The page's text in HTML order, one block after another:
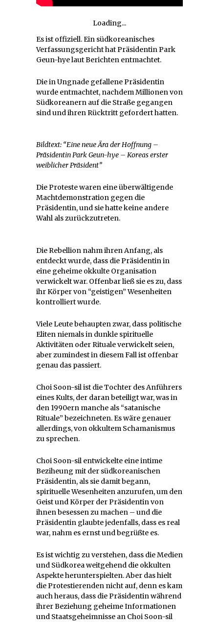
Loading...
Es ist offiziell. Ein südkoreanisches
Verfassungsgericht hat Präsidentin Park
Geun-hye laut Berichten entmachtet.
Die in Ungnade gefallene Präsidentin
wurde entmachtet, nachdem Millionen von
Südkoreanern auf die Straße gegangen
sind und ihren Rücktritt gefordert hatten.
Bildtext: “Eine neue Ära der Hoffnung –
Präsidentin Park Geun-hye – Koreas erster
weiblicher Präsident”
Die Proteste waren eine überwältigende
Machtdemonstration gegen die
Präsidentin, und sie hatte keine andere
Wahl als zurückzutreten.
Die Rebellion nahm ihren Anfang, als
entdeckt wurde, dass die Präsidentin in
eine geheime okkulte Organisation
verwickelt war. Offenbar ließ sie es zu, dass
ihr Körper von “geistigen” Wesenheiten
kontrolliert wurde.
Viele Leute behaupten zwar, dass politische
Eliten niemals in dunkle spirituelle
Aktivitäten oder Rituale verwickelt seien,
aber zumindest in diesem Fall ist offenbar
genau das passiert.
Choi Soon-sil ist die Tochter des Anführers
eines Kults, der daran beteiligt war, was in
den 1990ern manche als “satanische
Rituale” bezeichneten. Es wäre genauer
allerdings, von okkultem Schamanismus
zu sprechen.
Choi Soon-sil entwickelte eine intime
Beziheung mit der südkoreanischen
Präsidentin, als sie damit begann,
spirituelle Wesenheiten anzurufen, um den
Geist und Körper der Präsidentin von
ihnen besessen zu machen – und die
Präsidentin glaubte jedenfalls, dass es real
war, nahm es ernst und begrüßte es.
Es ist wichtig zu verstehen, dass die Medien
und Südkorea weitgehend die okkulten
Aspekte herunterspielten. Aber das hielt
die Protestierenden nicht auf, denn es kam
auch heraus, dass die Präsidentin während
ihrer Beziehung geheime Informationen
und Staatsgeheimnisse an Choi Soon-sil